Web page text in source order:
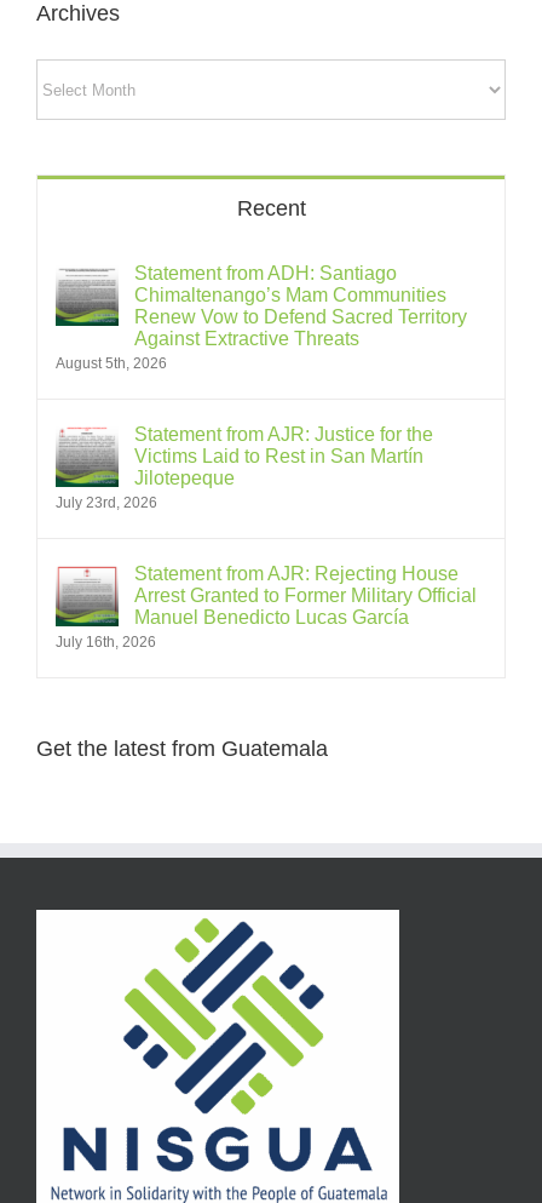
Archives
Recent
Statement from ADH: Santiago
Chimaltenango’s Mam Communities
Renew Vow to Defend Sacred Territory
Against Extractive Threats
August 5th, 2026
Statement from AJR: Justice for the
Victims Laid to Rest in San Martín
Jilotepeque
July 23rd, 2026
Statement from AJR: Rejecting House
Arrest Granted to Former Military Official
Manuel Benedicto Lucas García
July 16th, 2026
Get the latest from Guatemala